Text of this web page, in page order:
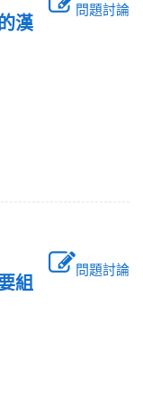
問題討論
漢
問題討論
組